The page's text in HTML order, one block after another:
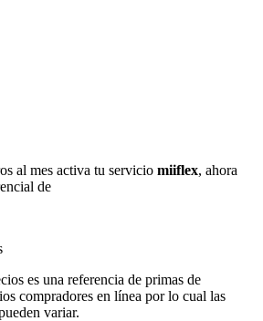
al mes activa tu servicio miiflex, ahora
de
es una referencia de primas de
compradores en línea por lo cual las
variar.